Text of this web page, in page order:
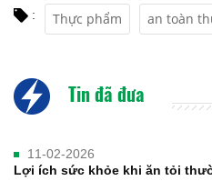
: Thực phẩm an toàn
Tin đã đưa
11-02-2026
Lợi ích sức khỏe khi ăn tỏi